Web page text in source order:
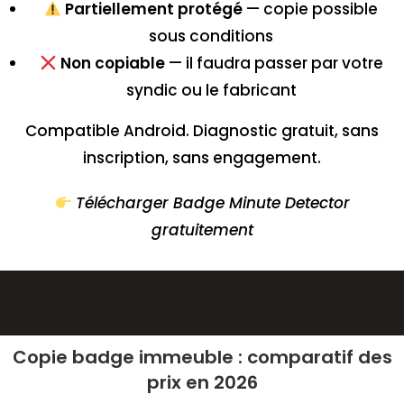
Partiellement protégé — copie possible
sous conditions
Non copiable— il faudra passer par votre
syndic ou le fabricant
Compatible Android. Diagnostic gratuit, sans
inscription, sans engagement.
Télécharger Badge Minute Detector
gratuitement
Copie badge immeuble : comparatif des
prix en 2026